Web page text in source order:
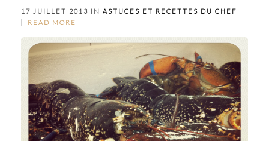
17 JUILLET 2013 IN ASTUCES ET RECETTES DU CHEF
READ MORE